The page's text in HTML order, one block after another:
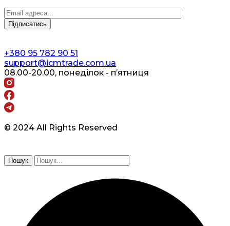
+380 95 782 90 51
support@icmtrade.com.ua
08.00-20.00, понеділок - п’ятниця
© 2024 All Rights Reserved
Пошук